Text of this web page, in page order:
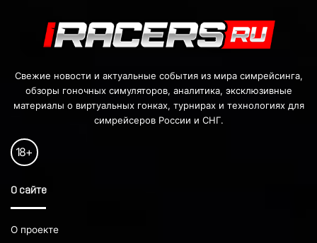
Свежие новости и актуальные события из мира симрейсинга,
обзоры гоночных симуляторов, аналитика, эксклюзивные
материалы о виртуальных гонках, турнирах и технологиях для
симрейсеров России и СНГ.
18+
О сайте
О проекте